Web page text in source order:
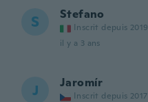
S Stefano
Inscrit depuis 2019
il y a 3 ans
J Jaromír
Inscrit depuis 2017